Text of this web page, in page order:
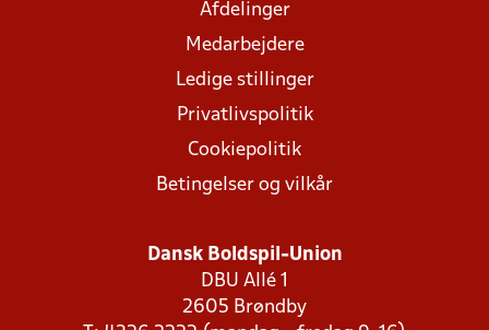
Afdelinger
Medarbejdere
Ledige stillinger
Privatlivspolitik
Cookiepolitik
Betingelser og vilkår
Dansk Boldspil-Union
DBU Allé 1
2605 Brøndby